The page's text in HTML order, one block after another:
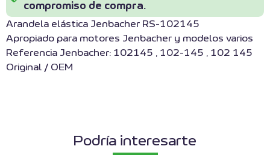
compromiso de compra.
Arandela elástica Jenbacher RS-102145
Apropiado para motores Jenbacher y modelos varios
Referencia Jenbacher: 102145 , 102-145 , 102 145
Original / OEM
Podría interesarte